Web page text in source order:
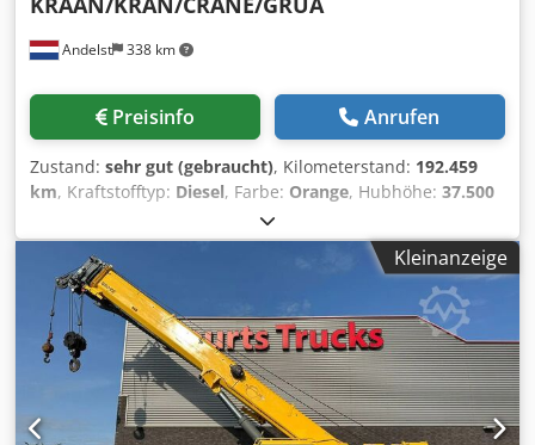
Andelst 338 km
Preisinfo Anrufen
Zustand: sehr gut (gebraucht), Kilometerstand: 192.459
km, Kraftstofftyp: Diesel, Farbe: Orange, Hubhöhe: 37.500
, Baujahr:
Informationen Baujahr: 2008 Dksdpfjuxqgwsx Abvjr
Antriebsstrang Antrieb: Rad Funktionell Mast: Teleskop (3
Teilen) Mastlänge: 29 m Hubkapazität: 40.000 kg Marke des
Aufbaus: GROVE GMK 2035E + JIB CE-Kennzeichnung: ja
Zustand Technischer Zustand: sehr gut Optischer Zustand:
sehr gut Finanzielle Informationen Preis: Auf Anfrage
GROVE GMK 2035 E KRAN + AUSLEGGER ANTRIEB 4X4X4
KONTERGEWICHT 6 TON. UNTER WAGEN 192459 KM
Kleinanzeige